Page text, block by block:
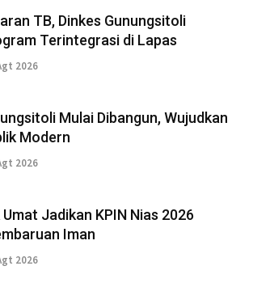
TB, Dinkes Gunungsitoli
Terintegrasi di Lapas
2026
Mulai Dibangun, Wujudkan
Modern
2026
Jadikan KPIN Nias 2026
Iman
2026